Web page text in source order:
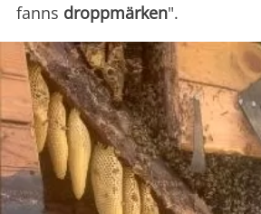
fanns droppmärken".